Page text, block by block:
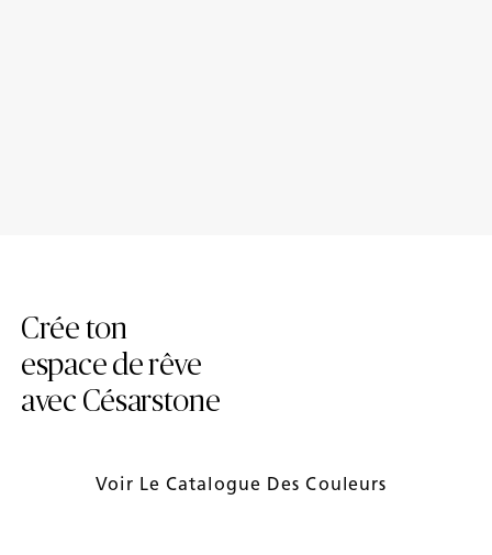
Crée ton
espace de rêve
avec Césarstone
Voir Le Catalogue Des Couleurs